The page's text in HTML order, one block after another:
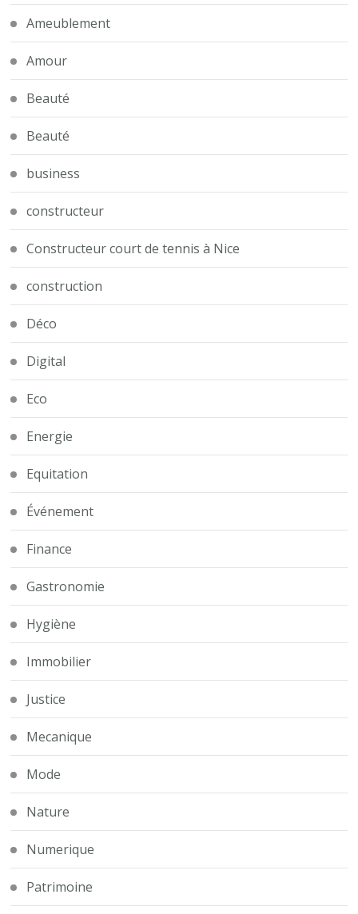
Ameublement
Amour
Beauté
Beauté
business
constructeur
Constructeur court de tennis à Nice
construction
Déco
Digital
Eco
Energie
Equitation
Événement
Finance
Gastronomie
Hygiène
Immobilier
Justice
Mecanique
Mode
Nature
Numerique
Patrimoine